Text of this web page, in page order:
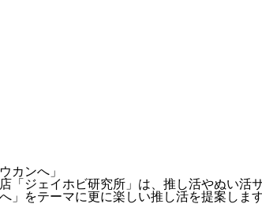
カンへ」
「ジェイホビ研究所」は、推し活やぬい
」をテーマに更に楽しい推し活を提案します